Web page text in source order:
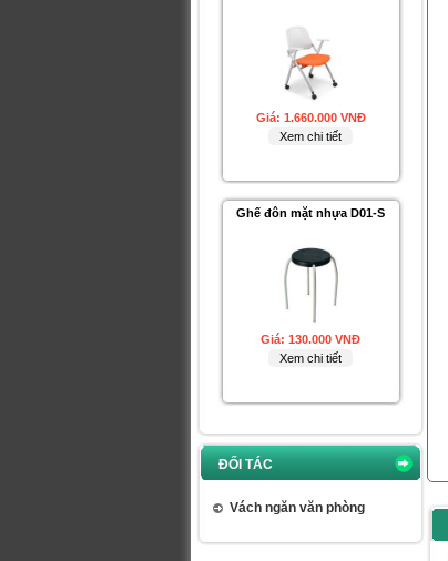
1.660.000 VNĐ
Xem chi tiết
Ghế đôn mặt nhựa D01-S
130.000 VNĐ
Xem chi tiết
Ghế gấp GG10
Giá:394.000 VNĐ
Xem chi tiết
ĐỐI TÁC
Vách ngăn văn phòng